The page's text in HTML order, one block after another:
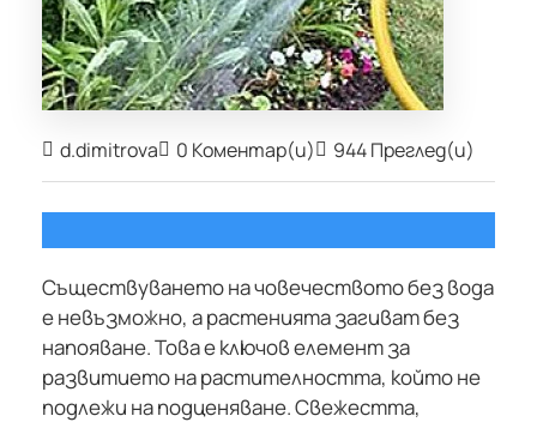
d.dimitrova 0 Коментар(и) 944 Преглед(и)
Съществуването на човечеството без вода
е невъзможно, а растенията загиват без
напояване. Това е ключов елемент за
развитието на растителността, който не
подлежи на подценяване. Свежестта,